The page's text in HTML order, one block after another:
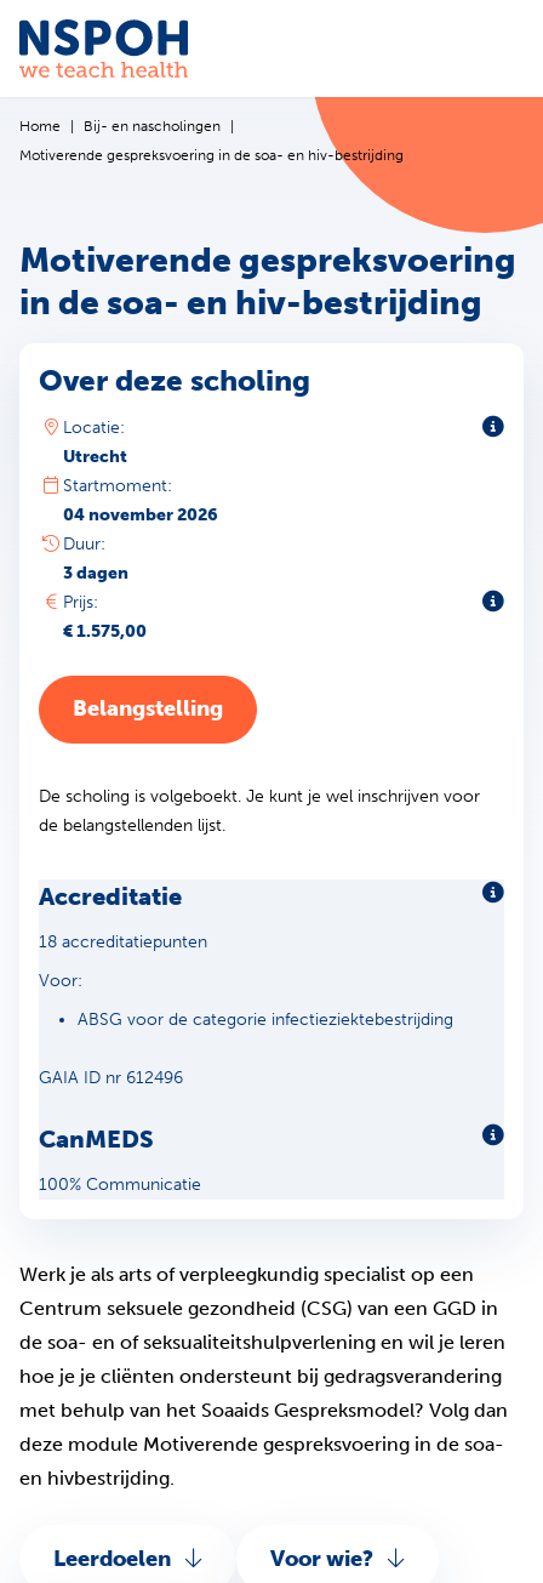
Ga naar de inhoud
Home
Bij- en nascholingen
Motiverende gespreksvoering in de soa- en hiv-bestrijding
Motiverende gespreksvoering
in de soa- en hiv-bestrijding
Over deze scholing
Locatie:
Utrecht
Startmoment:
04 november 2026
Duur:
3 dagen
Prijs:
€ 1.575,00
Belangstelling
De scholing is volgeboekt. Je kunt je wel inschrijven voor
de belangstellenden lijst.
Accreditatie
18 accreditatiepunten
Voor:
ABSG voor de categorie infectieziektebestrijding
GAIA ID nr 612496
CanMEDS
100% Communicatie
Werk je als arts of verpleegkundig specialist op een
Centrum seksuele gezondheid (CSG) van een GGD in
de soa- en of seksualiteitshulpverlening en wil je leren
hoe je je cliënten ondersteunt bij gedragsverandering
met behulp van het Soaaids Gespreksmodel? Volg dan
deze module Motiverende gespreksvoering in de soa-
en hivbestrijding.
Leerdoelen Voor wie?